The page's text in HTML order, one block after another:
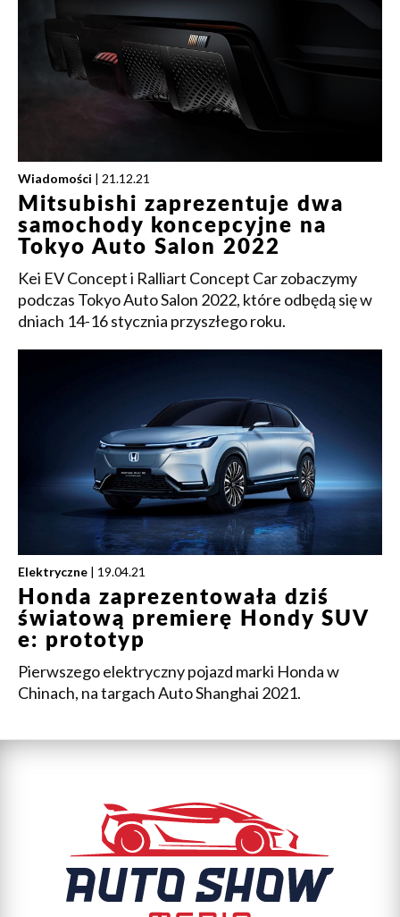
Wiadomości | 21.12.21
Mitsubishi zaprezentuje dwa
samochody koncepcyjne na
Tokyo Auto Salon 2022
Kei EV Concept i Ralliart Concept Car zobaczymy
podczas Tokyo Auto Salon 2022, które odbędą się w
dniach 14-16 stycznia przyszłego roku.
Elektryczne | 19.04.21
Honda zaprezentowała dziś
światową premierę Hondy SUV
e: prototyp
Pierwszego elektryczny pojazd marki Honda w
Chinach, na targach Auto Shanghai 2021.